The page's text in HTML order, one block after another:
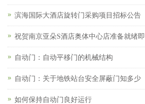
滨海国际大酒店旋转门采购项目招标公告
祝贺南京亚朵S酒店奥体中心店准备就绪即
自动门：自动平移门的机械结构
自动门：关于地铁站台安全屏蔽门知多少
如何保持自动门良好运行